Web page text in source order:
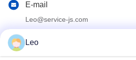
E-mail
Leo@service-js.com
पता
Leo